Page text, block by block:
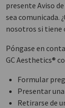
presente Aviso
sea comunicada.
nosotros si tiene
Póngase en
GC Aesthetics®
Formular
Presentar
Retirarse de